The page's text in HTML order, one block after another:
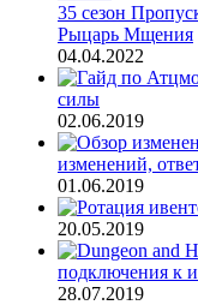
35 сезон
Рыцарь Мщения
04.04.2022
силы
02.06.2019
изменений,
01.06.2019
20.05.2019
подключения к
28.07.2019